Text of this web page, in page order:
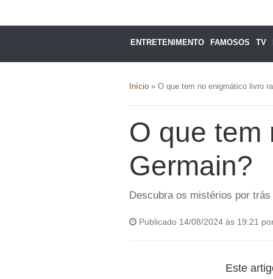
ENTRETENIMENTO FAMOSOS TV
Início » O que tem no enigmático livro
O que tem
Germain?
Descubra os mistérios por
Publicado 14/08/2024 às 19:21
Este